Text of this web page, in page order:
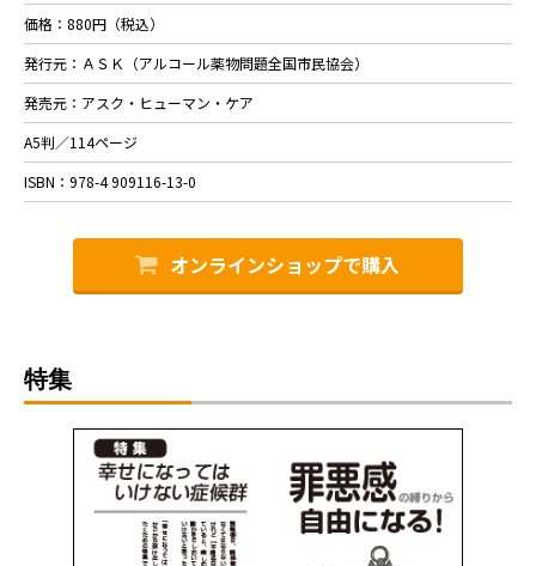
価格：880円（税込）
発行元：ＡＳＫ（アルコール薬物問題全国市民協会）
発売元：アスク・ヒューマン・ケア
A5判／114ページ
ISBN：978-4 909116-13-0
オンラインショップで購入
特集